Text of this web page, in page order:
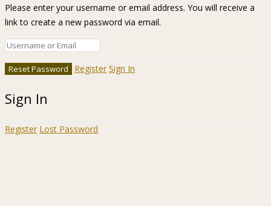
Please enter your username or email address. You will receive a
link to create a new password via email.
Register Sign In
Sign In
Register Lost Password